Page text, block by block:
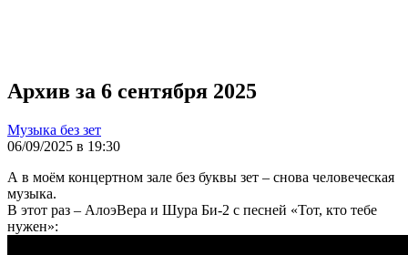
Архив за 6 сентября 2025
Музыка без зет
06/09/2025 в 19:30
А в моём концертном зале без буквы зет – снова человеческая
музыка.
В этот раз – АлоэВера и Шура Би-2 с песней «Тот, кто тебе
нужен»: